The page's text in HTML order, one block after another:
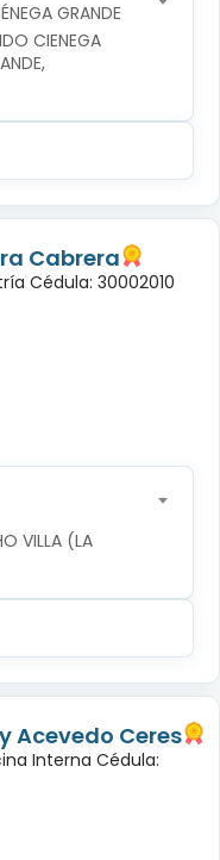
GRANDE
CIENEGA
Cabrera
Cédula: 30002010
Acevedo Ceres
Interna Cédula: